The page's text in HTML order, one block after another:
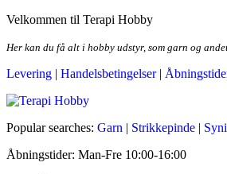
Skip
the
Velkommen til Terapi Hobby
Her kan du få alt i hobby udstyr, som garn og
Levering | Handelsbetingelser|
Terapi Hobby
Popular searches: Garn | Strikkepinde |
Åbningstider: Man-Fre 10:00-16:00